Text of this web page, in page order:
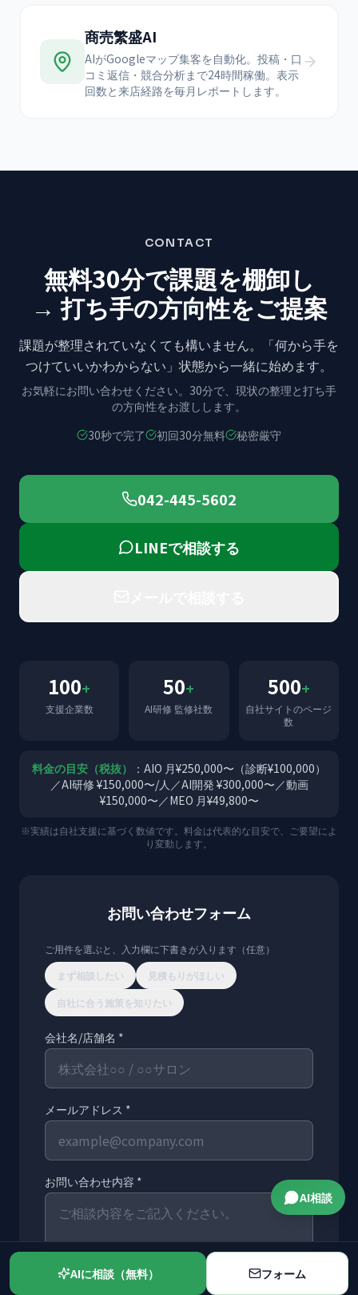
商売繁盛AI
AIがGoogleマップ集客を自動化。投稿・口
コミ返信・競合分析まで24時間稼働。表示
回数と来店経路を毎月レポートします。
CONTACT
無料30分で課題を棚卸し
→ 打ち手の方向性をご提案
課題が整理されていなくても構いません。
「何から手を
つけていいかわからない」状態から一緒に始めます。
お気軽にお問い合わせください。 30分で、現状の整理と打ち手
の方向性をお渡しします。
30秒で完了
初回30分無料 秘密厳守
042-445-5602
LINEで相談する
100+
支援企業数
50+
AI研修 監修社数
500+
自社サイトのページ
数
料金の目安（税抜）
：AIO 月¥250,000〜（診断¥100,000）
／AI研修 ¥150,000〜/人／AI開発 ¥300,000〜／動画
¥150,000〜／MEO 月¥49,800〜
※実績は自社支援に基づく数値です。料金は代表的な目安で、ご要望によ
り変動します。
お問い合わせフォーム
ご用件を選ぶと、入力欄に下書きが入ります（任意）
まず相談したい
見積もりがほしい
自社に合う施策を知りたい
会社名/店舗名 *
メールアドレス *
お問い合わせ内容 *
AIに相談（無料） フォーム
AI相談